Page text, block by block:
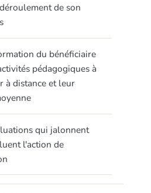
de son
du bénéficiaire
pédagogiques à
à distance et leur
qui jalonnent
l'action de